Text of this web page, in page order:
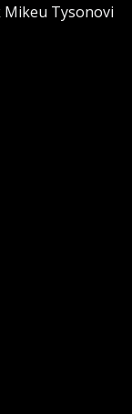
Mikeu Tysonovi